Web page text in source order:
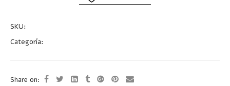
SKU:
Categoría:
Share on: